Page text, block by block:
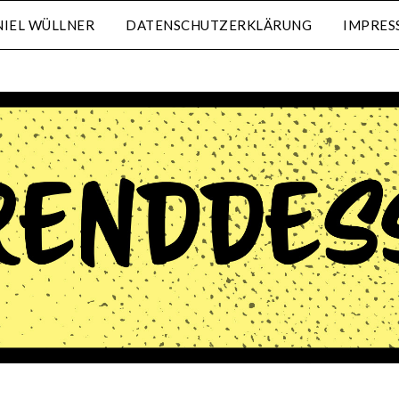
WÜLLNER DATENSCHUTZERKLÄRUNG